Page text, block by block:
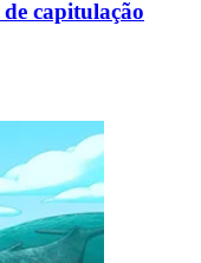
capitulação